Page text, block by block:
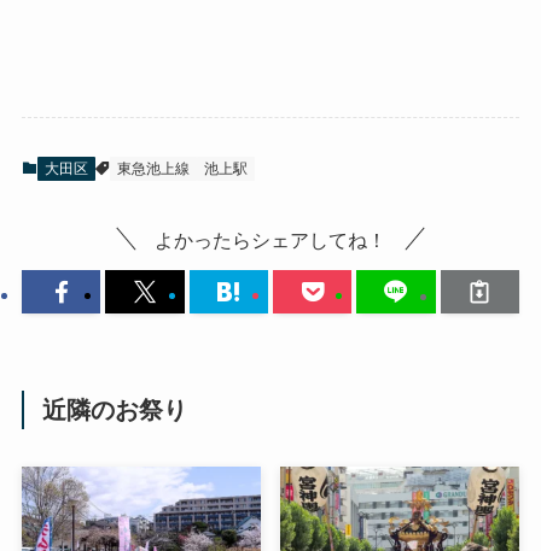
大田区 東急池上線 池上駅
よかったらシェアしてね！
近隣のお祭り